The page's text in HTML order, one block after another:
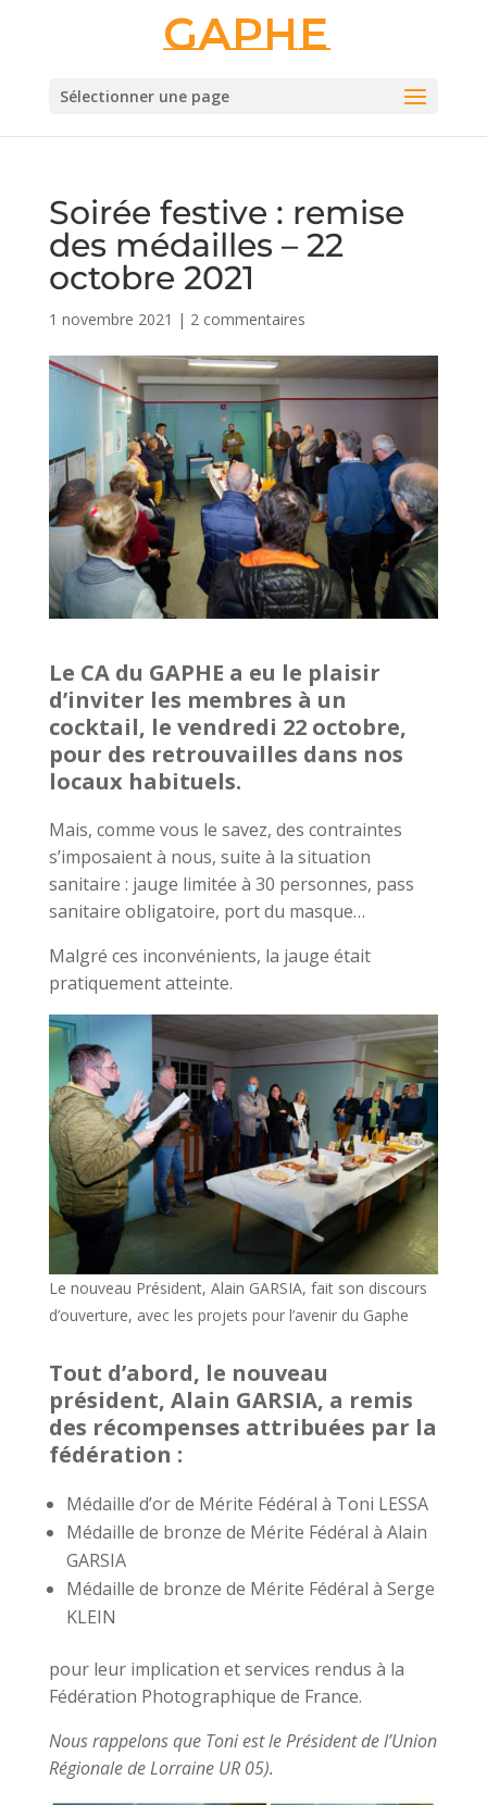
Gaphe
Sélectionner une page
Soirée festive : remise
des médailles – 22
octobre 2021
1 novembre 2021 | 2 commentaires
Le CA du GAPHE a eu le plaisir
d’inviter les membres à un
cocktail, le vendredi 22 octobre,
pour des retrouvailles dans nos
locaux habituels.
Mais, comme vous le savez, des contraintes
s’imposaient à nous, suite à la situation
sanitaire : jauge limitée à 30 personnes, pass
sanitaire obligatoire, port du masque…
Malgré ces inconvénients, la jauge était
pratiquement atteinte.
Le nouveau Président, Alain GARSIA, fait son discours
d’ouverture, avec les projets pour l’avenir du Gaphe
Tout d’abord, le nouveau
président, Alain GARSIA, a remis
des récompenses attribuées par la
fédération :
Médaille d’or de Mérite Fédéral à Toni LESSA
Médaille de bronze de Mérite Fédéral à Alain
GARSIA
Médaille de bronze de Mérite Fédéral à Serge
KLEIN
pour leur implication et services rendus à la
Fédération Photographique de France.
Nous rappelons que Toni est le Président de l’Union
Régionale de Lorraine UR 05).